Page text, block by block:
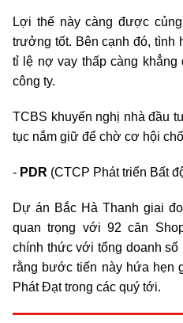
Lợi thế này càng được
trưởng tốt. Bên cạnh đó, tình
tỉ lệ nợ vay thấp càng
công ty.
TCBS khuyến nghị nhà đầu
tục nắm giữ để chờ cơ hội
- PDR (CTCP Phát triển Bất
Dự án Bắc Hà Thanh giai
quan trọng với 92 căn
chính thức với tổng doanh
rằng bước tiến này hứa hẹn
Phát Đạt trong các quý tới.